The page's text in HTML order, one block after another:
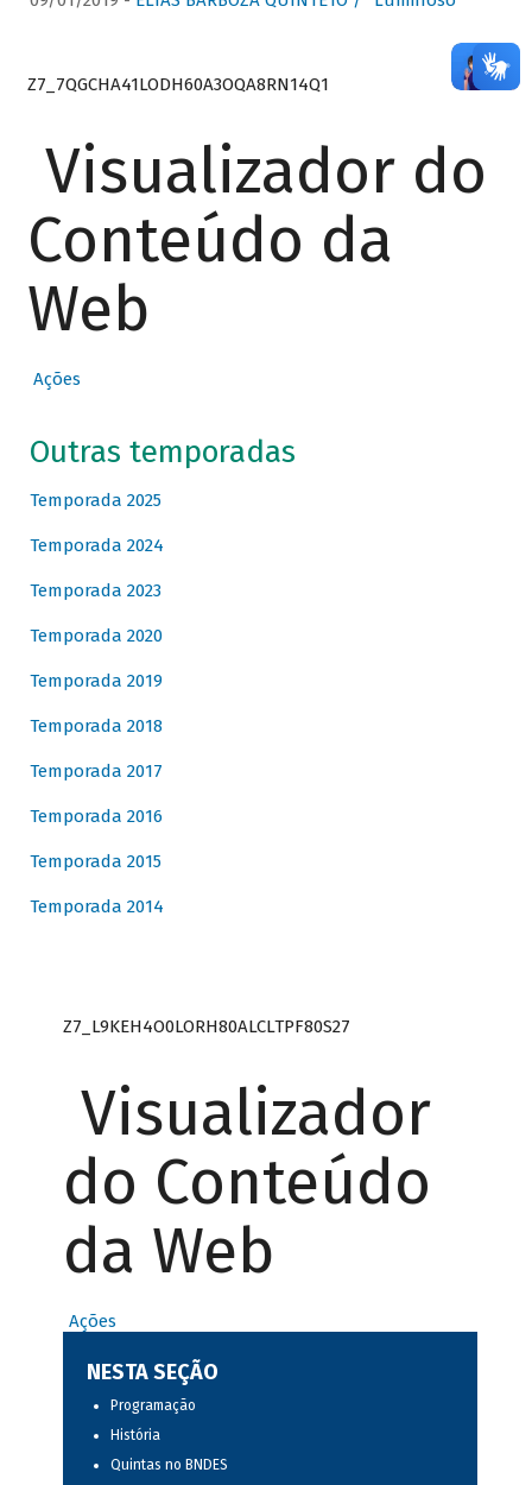
Z7_7QGCHA41LODH60A3OQA8RN14Q1
Visualizador do
Conteúdo da
Web
Ações
Outras temporadas
Temporada 2025
Temporada 2024
Temporada 2023
Temporada 2020
Temporada 2019
Temporada 2018
Temporada 2017
Temporada 2016
Temporada 2015
Temporada 2014
Z7_L9KEH4O0LORH80ALCLTPF80S27
Visualizador
do Conteúdo
da Web
Ações
NESTA SEÇÃO
Programação
História
Quintas no BNDES